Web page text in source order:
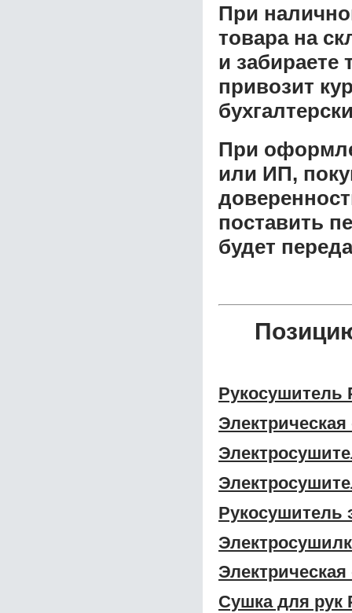
При
товара на
и забираете
привозит
При
или ИП,
поставить
будет
Рукосушитель
Рукосушитель
Сушка для рук